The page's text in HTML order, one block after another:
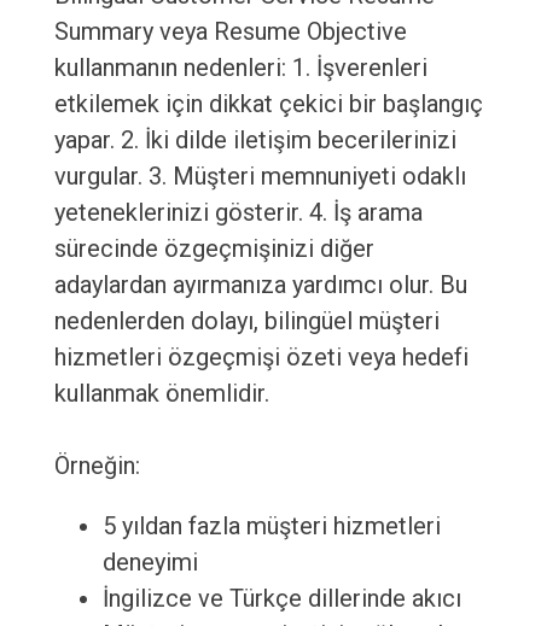
Summary veya Resume Objective
kullanmanın nedenleri: 1. İşverenleri
etkilemek için dikkat çekici bir başlangıç
yapar. 2. İki dilde iletişim becerilerinizi
vurgular. 3. Müşteri memnuniyeti odaklı
yeteneklerinizi gösterir. 4. İş arama
sürecinde özgeçmişinizi diğer
adaylardan ayırmanıza yardımcı olur. Bu
nedenlerden dolayı, bilingüel müşteri
hizmetleri özgeçmişi özeti veya hedefi
kullanmak önemlidir.
Örneğin:
5 yıldan fazla müşteri hizmetleri
deneyimi
İngilizce ve Türkçe dillerinde akıcı